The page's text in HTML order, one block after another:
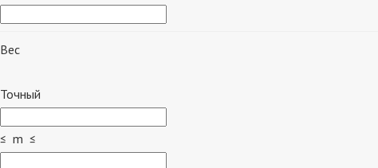
Вес
Точный
≤ m ≤